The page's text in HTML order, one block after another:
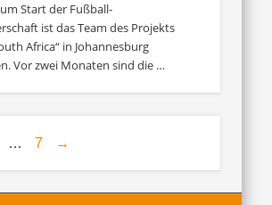
Start der Fußball-
ist das Team des Projekts
Africa“ in Johannesburg
Vor zwei Monaten sind die …
… 7 →